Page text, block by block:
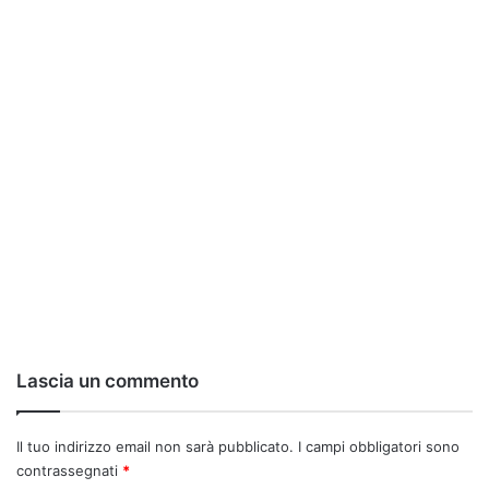
Lascia un commento
Il tuo indirizzo email non sarà pubblicato. I campi obbligatori sono
contrassegnati *